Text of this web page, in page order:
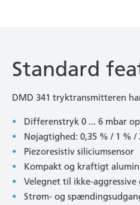
Standard
DMD 341 tryktransmitteren
Differenstryk 0 ... 6 mbar
Nøjagtighed: 0,35 % / 1 % /
Piezoresistiv siliciumsensor
Kompakt og kraftigt
Velegnet til ikke-
Strøm- og